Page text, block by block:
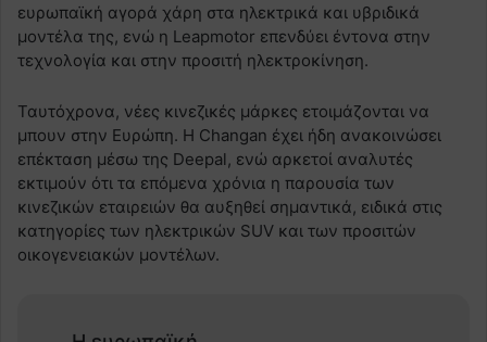
ευρωπαϊκή αγορά χάρη στα ηλεκτρικά και υβριδικά
μοντέλα της, ενώ η Leapmotor επενδύει έντονα στην
τεχνολογία και στην προσιτή ηλεκτροκίνηση.
Ταυτόχρονα, νέες κινεζικές μάρκες ετοιμάζονται να
μπουν στην Ευρώπη. Η Changan έχει ήδη ανακοινώσει
επέκταση μέσω της Deepal, ενώ αρκετοί αναλυτές
εκτιμούν ότι τα επόμενα χρόνια η παρουσία των
κινεζικών εταιρειών θα αυξηθεί σημαντικά, ειδικά στις
κατηγορίες των ηλεκτρικών SUV και των προσιτών
οικογενειακών μοντέλων.